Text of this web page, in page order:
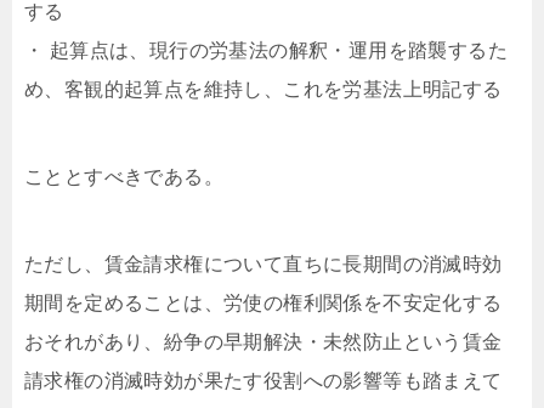
する
・ 起算点は、現行の労基法の解釈・運用を踏襲するた
め、客観的起算点を維持し、これを労基法上明記する
こととすべきである。
ただし、賃金請求権について直ちに長期間の消滅時効
期間を定めることは、労使の権利関係を不安定化する
おそれがあり、紛争の早期解決・未然防止という賃金
請求権の消滅時効が果たす役割への影響等も踏まえて